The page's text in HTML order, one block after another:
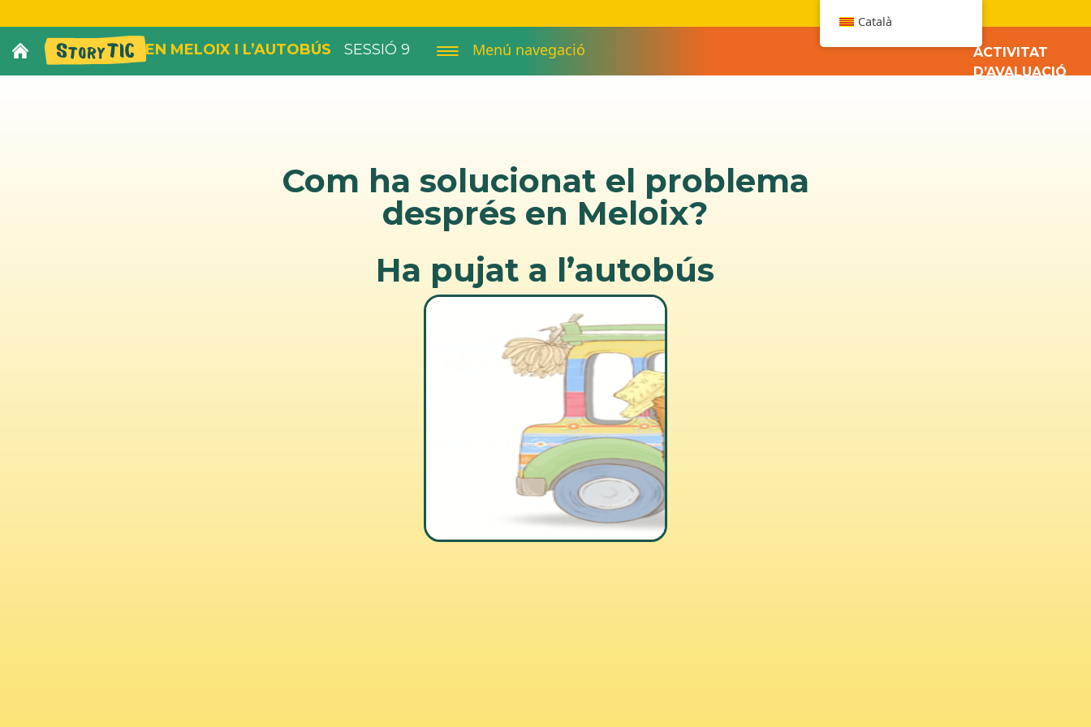
EN MELOIX I L’AUTOBÚS SESSIÓ 9 Menú navegació
ACTIVITAT
D’AVALUACIÓ
Com ha solucionat el problema
després en Meloix?
Ha pujat a l’autobús
Català